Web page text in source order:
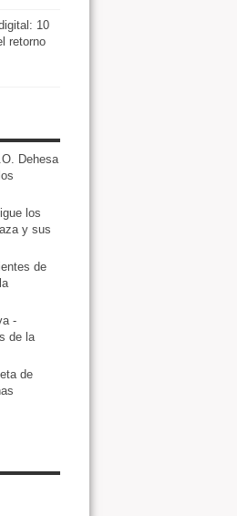
10
retorno
Dehesa
los
y sus
de
-
de la
de